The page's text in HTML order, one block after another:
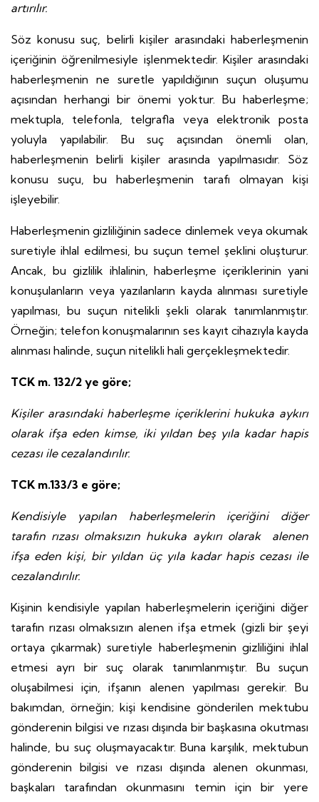
artırılır.
Söz konusu suç, belirli kişiler arasındaki haberleşmenin
içeriğinin öğrenilmesiyle işlenmektedir. Kişiler arasındaki
haberleşmenin ne suretle yapıldığının suçun oluşumu
açısından herhangi bir önemi yoktur. Bu haberleşme;
mektupla, telefonla, telgrafla veya elektronik posta
yoluyla yapılabilir. Bu suç açısından önemli olan,
haberleşmenin belirli kişiler arasında yapılmasıdır. Söz
konusu suçu, bu haberleşmenin tarafı olmayan kişi
işleyebilir.
Haberleşmenin gizliliğinin sadece dinlemek veya okumak
suretiyle ihlal edilmesi, bu suçun temel şeklini oluşturur.
Ancak, bu gizlilik ihlalinin, haberleşme içeriklerinin yani
konuşulanların veya yazılanların kayda alınması suretiyle
yapılması, bu suçun nitelikli şekli olarak tanımlanmıştır.
Örneğin; telefon konuşmalarının ses kayıt cihazıyla kayda
alınması halinde, suçun nitelikli hali gerçekleşmektedir.
TCK m. 132/2 ye göre;
Kişiler arasındaki haberleşme içeriklerini hukuka aykırı
olarak ifşa eden kimse, iki yıldan beş yıla kadar hapis
cezası ile cezalandırılır.
TCK m.133/3 e göre;
Kendisiyle yapılan haberleşmelerin içeriğini diğer
tarafın rızası olmaksızın hukuka aykırı olarak alenen
ifşa eden kişi, bir yıldan üç yıla kadar hapis cezası ile
cezalandırılır.
Kişinin kendisiyle yapılan haberleşmelerin içeriğini diğer
tarafın rızası olmaksızın alenen ifşa etmek (gizli bir şeyi
ortaya çıkarmak) suretiyle haberleşmenin gizliliğini ihlal
etmesi ayrı bir suç olarak tanımlanmıştır. Bu suçun
oluşabilmesi için, ifşanın alenen yapılması gerekir. Bu
bakımdan, örneğin; kişi kendisine gönderilen mektubu
gönderenin bilgisi ve rızası dışında bir başkasına okutması
halinde, bu suç oluşmayacaktır. Buna karşılık, mektubun
gönderenin bilgisi ve rızası dışında alenen okunması,
başkaları tarafından okunmasını temin için bir yere